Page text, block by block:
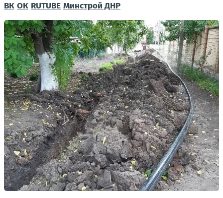
ВК ОК RUTUBE Минстрой ДНР